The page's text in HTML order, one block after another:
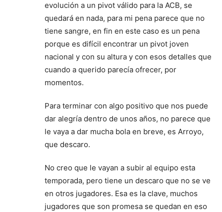
evolución a un pivot válido para la ACB, se
quedará en nada, para mi pena parece que no
tiene sangre, en fin en este caso es un pena
porque es difícil encontrar un pivot joven
nacional y con su altura y con esos detalles que
cuando a querido parecía ofrecer, por
momentos.
Para terminar con algo positivo que nos puede
dar alegría dentro de unos años, no parece que
le vaya a dar mucha bola en breve, es Arroyo,
que descaro.
No creo que le vayan a subir al equipo esta
temporada, pero tiene un descaro que no se ve
en otros jugadores. Esa es la clave, muchos
jugadores que son promesa se quedan en eso